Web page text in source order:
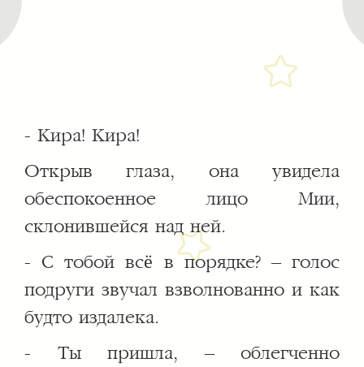
- Кира! Кира!
Открыв глаза, она увидела
обеспокоенное лицо Мии,
склонившейся над ней.
- С тобой всё в порядке? – голос
подруги звучал взволнованно и как
будто издалека.
- Ты пришла, – облегченно